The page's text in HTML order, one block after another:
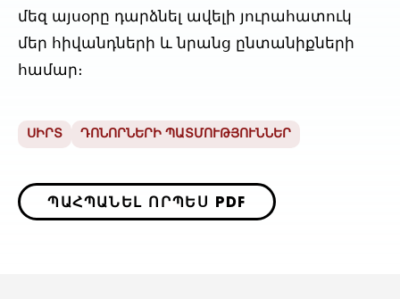
մեզ այսօրը դարձնել ավելի յուրահատուկ
մեր հիվանդների և նրանց ընտանիքների
համար։
ՍԻՐՏ ԴՈՆՈՐՆԵՐԻ ՊԱՏՄՈՒԹՅՈՒՆՆԵՐ
ՊԱՀՊԱՆԵԼ ՈՐՊԵՍ PDF